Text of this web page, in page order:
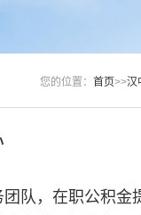
您的位置： 首页>>汉
队，在职公积金